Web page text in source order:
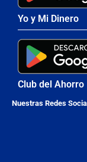
Yo y Mi Dinero
Club del Ahorro
Nuestras Redes